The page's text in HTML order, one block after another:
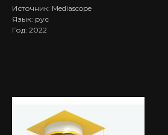
Источник: Mediascope
Язык: рус
Год: 2022